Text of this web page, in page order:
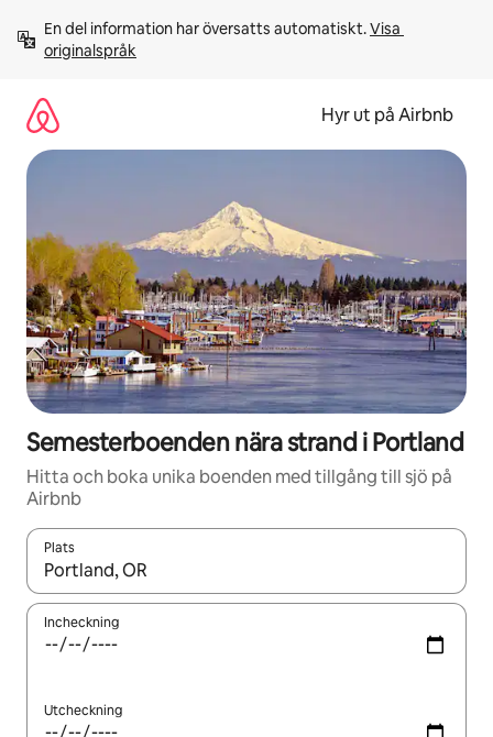
innehåll
En del information har översatts automatiskt. Visa
originalspråk
Hyr ut på Airbnb
Semesterboenden nära strand i Portland
Hitta och boka unika boenden med tillgång till sjö på
Airbnb
Plats
När resultaten är tillgängliga kan du navigera med upp- och
Incheckning
Utcheckning